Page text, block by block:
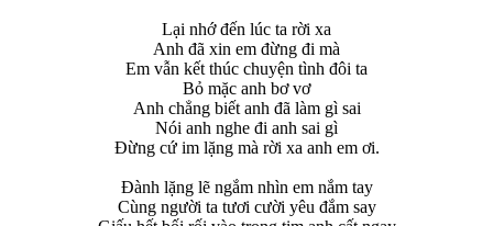
Lại nhớ đến lúc ta rời xa
Anh đã xin em đừng đi mà
Em vẫn kết thúc chuyện tình đôi ta
Bỏ mặc anh bơ vơ
Anh chẳng biết anh đã làm gì sai
Nói anh nghe đi anh sai gì
Đừng cứ im lặng mà rời xa anh em ơi.
Đành lặng lẽ ngắm nhìn em nắm tay
Cùng người ta tươi cười yêu đắm say